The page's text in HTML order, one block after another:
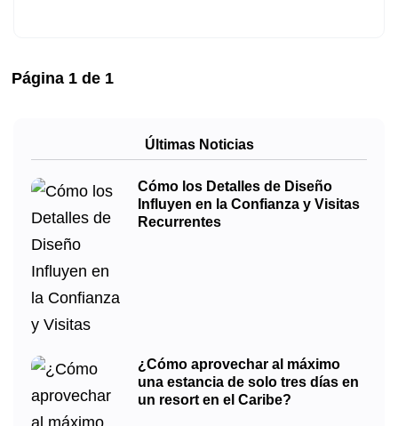
Página 1 de 1
Últimas Noticias
Cómo los Detalles de Diseño
Influyen en la Confianza y Visitas
Recurrentes
¿Cómo aprovechar al máximo
una estancia de solo tres días en
un resort en el Caribe?